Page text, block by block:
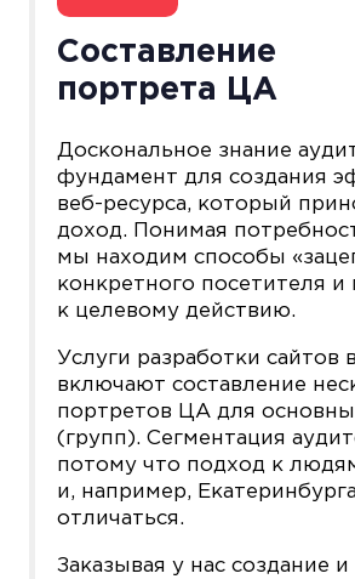
Составление
портрета ЦА
Доскональное знание
фундамент для создания
веб-ресурса, который
доход. Понимая
мы находим способы
конкретного посетителя и
к целевому действию.
Услуги разработки сайтов
включают составление
портретов ЦА для
(групп). Сегментация
потому что подход к
и, например,
отличаться.
Заказывая у нас создание